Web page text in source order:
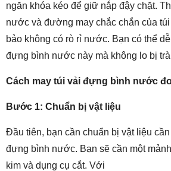
ngăn khóa kéo để giữ nắp đậy chặt.
nước và đường may chắc chắn của
bảo không có rò rỉ nước. Bạn có thể
đựng bình nước này mà không lo bị
Cách may túi vải đựng bình nước
Bước 1: Chuẩn bị vật liệu
Đầu tiên, bạn cần chuẩn bị vật liệu
đựng bình nước. Bạn sẽ cần một
kim và dụng cụ cắt. Với